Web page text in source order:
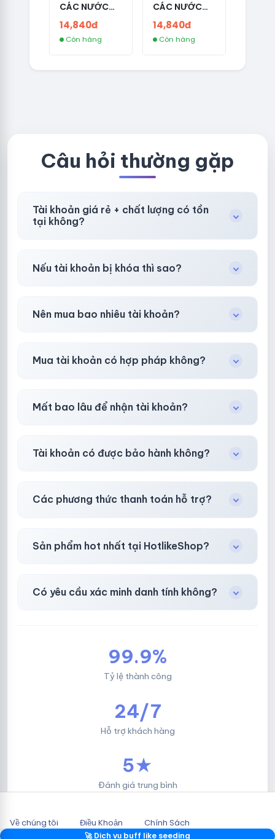
CÁC NƯỚC
CÓ 2FA -
GERMANY -
TKQC TẠO
LIVE ADS - VER
14,840đ
Còn hàng
CÁC NƯỚC
CÓ 2FA -
THAILAND -
VER MAIL
COM - CLONE
14,840đ
Còn hàng
Về chúng tôi Điều Khoản
Chính Sách
2026 © HOTLIKESHOP.NET.
Câu hỏi thường gặp
Tài khoản giá rẻ + chất lượng có tồn
tại không?
ưu tiên chất lượng, bảo hành hơn là giá rẻ nhất.
Nếu tài khoản bị khóa thì sao?
trợ đổi mới hoặc hoàn 100%.
Nên mua bao nhiêu tài khoản?
phòng.
Mua tài khoản có hợp pháp không?
ràng trước khi bạn mua.
Mất bao lâu để nhận tài khoản?
toán thành công.
Tài khoản có được bảo hành không?
sách công khai.
Các phương thức thanh toán hỗ trợ?
các ví điện tử phổ biến.
Sản phẩm hot nhất tại HotlikeShop?
Có yêu cầu xác minh danh tính không?
99.9%
Tỷ lệ thành công
24/7
Hỗ trợ khách hàng
5★
Đánh giá trung bình
🚀 Dịch vụ buff like seeding